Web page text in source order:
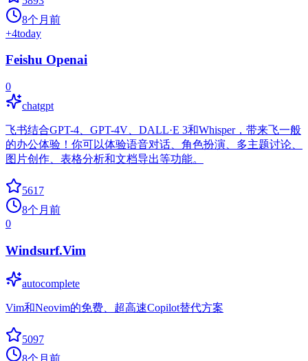
8个月前
+4today
Feishu Openai
0
chatgpt
飞书结合GPT-4、GPT-4V、DALL·E 3和Whisper，带来飞一般
的办公体验！你可以体验语音对话、角色扮演、多主题讨论、
图片创作、表格分析和文档导出等功能。
5617
8个月前
0
Windsurf.Vim
autocomplete
Vim和Neovim的免费、超高速Copilot替代方案
5097